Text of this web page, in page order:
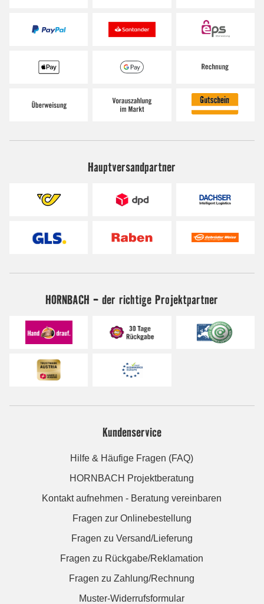
Hauptversandpartner
HORNBACH - der richtige Projektpartner
Kundenservice
Hilfe & Häufige Fragen (FAQ)
HORNBACH Projektberatung
Kontakt aufnehmen - Beratung vereinbaren
Fragen zur Onlinebestellung
Fragen zu Versand/Lieferung
Fragen zu Rückgabe/Reklamation
Fragen zu Zahlung/Rechnung
Muster-Widerrufsformular